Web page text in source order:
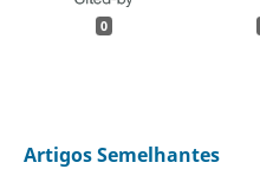
0
Artigos Semelhantes